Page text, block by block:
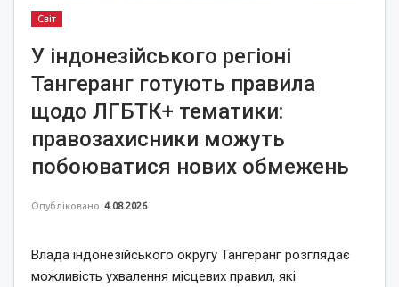
Світ
У індонезійського регіоні
Тангеранг готують правила
щодо ЛГБТК+ тематики:
правозахисники можуть
побоюватися нових обмежень
Опубліковано 4.08.2026
Влада індонезійського округу Тангеранг розглядає
можливість ухвалення місцевих правил, які